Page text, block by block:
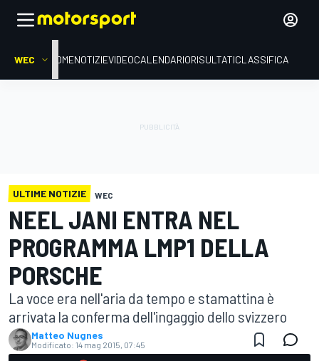
WEC HOMENOTIZIEVIDEOCALENDARIORISULTATICLASSIFICA
ULTIME NOTIZIE WEC
NEEL JANI ENTRA NEL
PROGRAMMA LMP1 DELLA
PORSCHE
La voce era nell'aria da tempo e stamattina è
arrivata la conferma dell'ingaggio dello svizzero
Matteo Nugnes
Modificato: 14 mag 2015, 07:45